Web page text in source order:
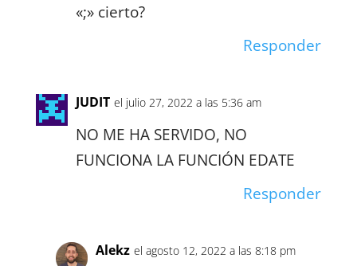
«;» cierto?
Responder
JUDIT el julio 27, 2022 a las 5:36 am
NO ME HA SERVIDO, NO
FUNCIONA LA FUNCIÓN EDATE
Responder
Alekz el agosto 12, 2022 a las 8:18 pm